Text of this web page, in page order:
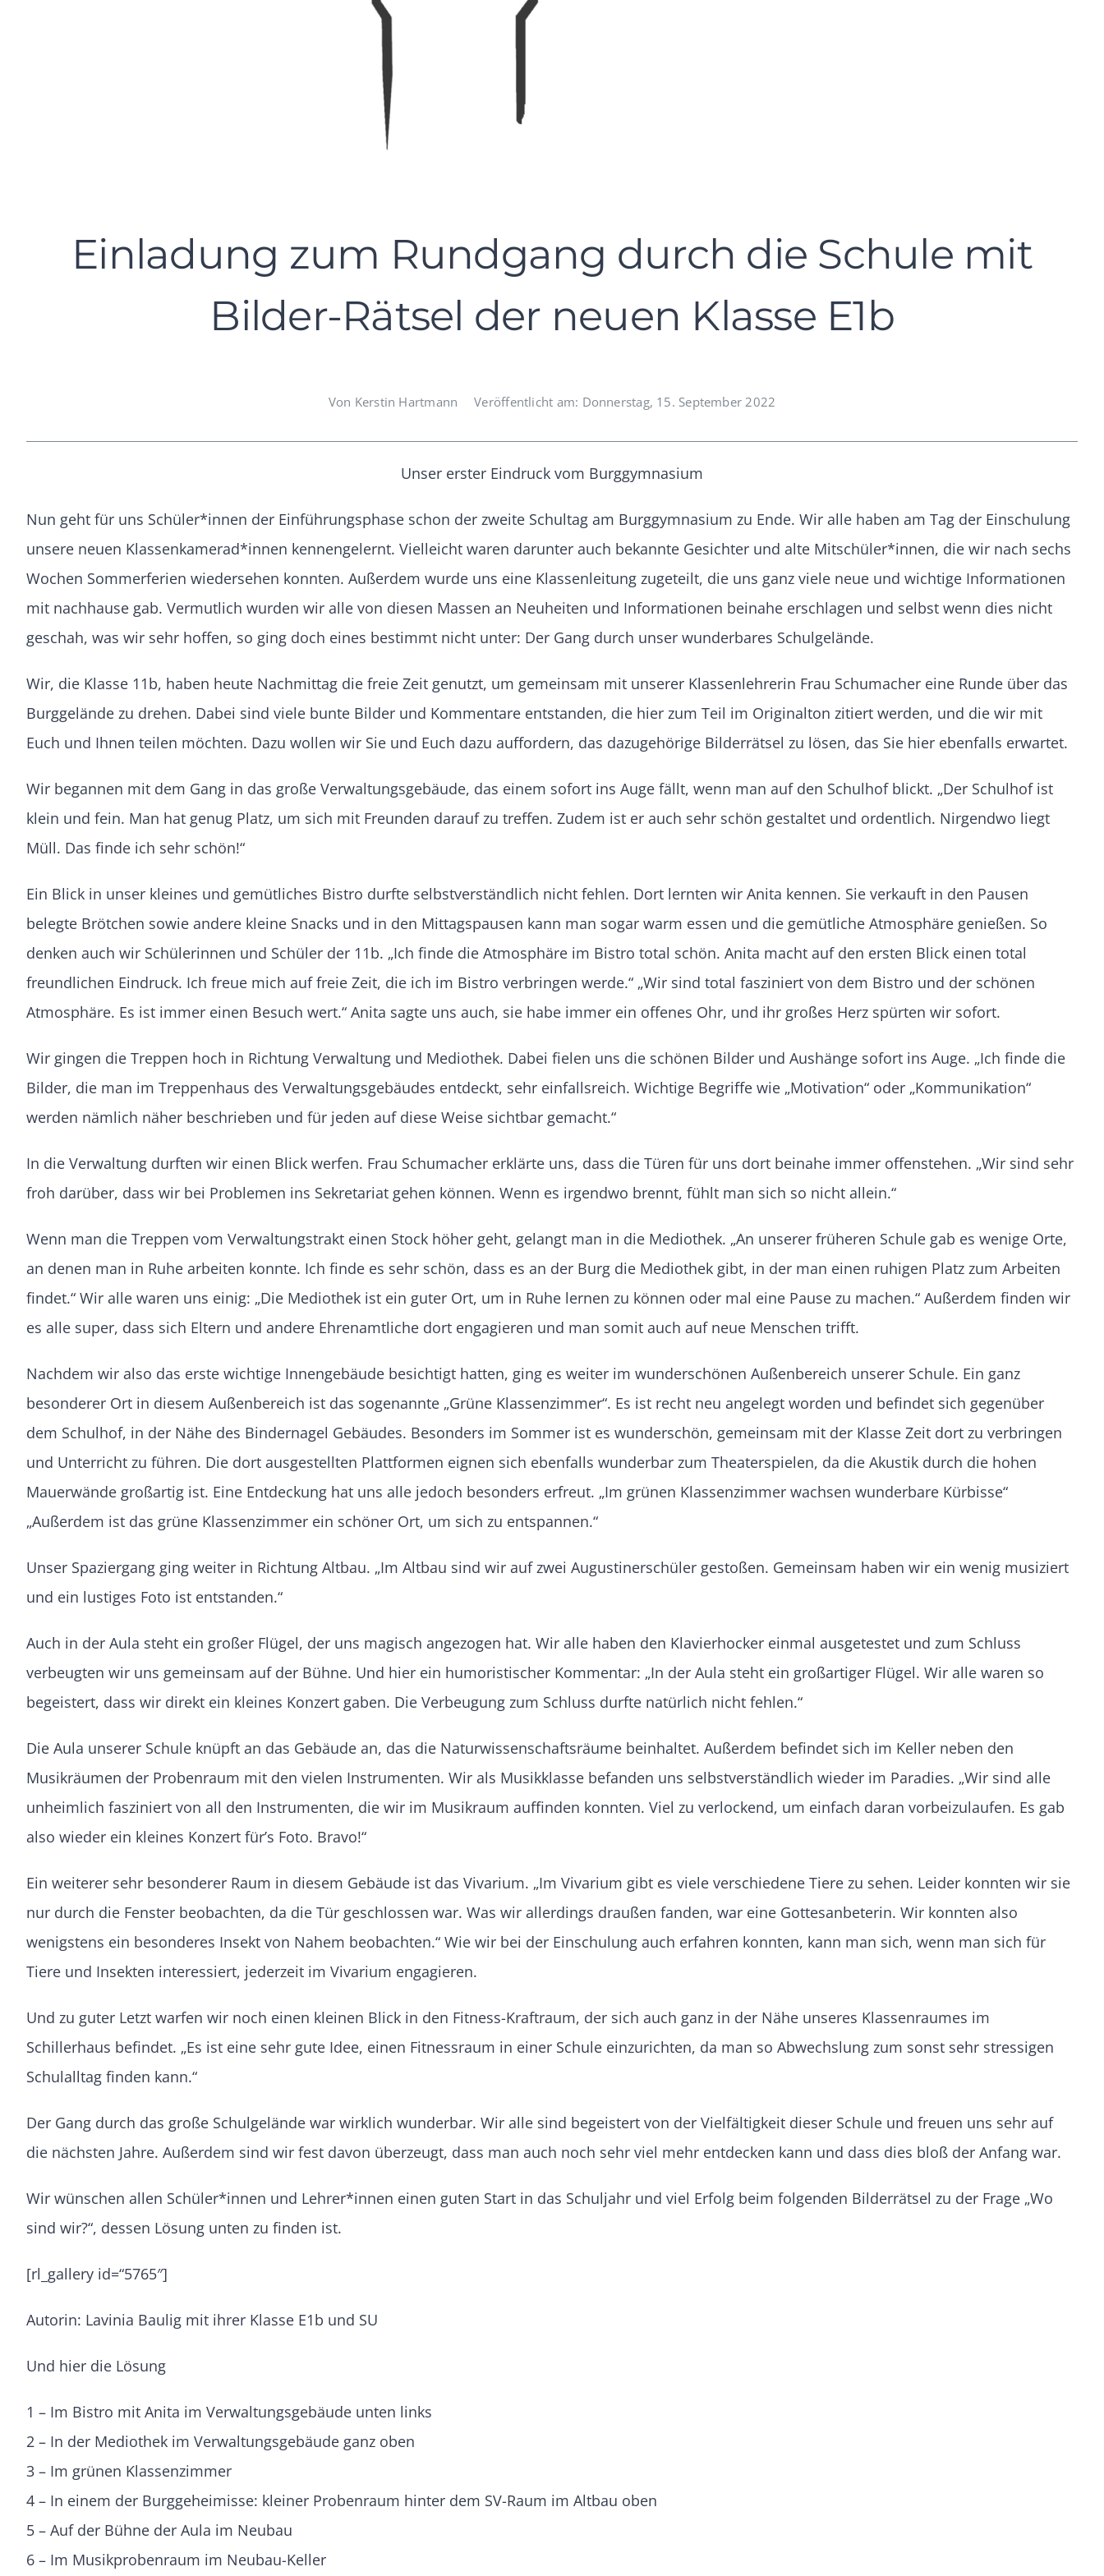
Einladung zum Rundgang durch die Schule mit
Bilder-Rätsel der neuen Klasse E1b
Von Kerstin Hartmann Veröffentlicht am: Donnerstag, 15. September 2022
Unser erster Eindruck vom Burggymnasium
Nun geht für uns Schüler*innen der Einführungsphase schon der zweite Schultag am Burggymnasium zu Ende. Wir alle haben am Tag der Einschulung
unsere neuen Klassenkamerad*innen kennengelernt. Vielleicht waren darunter auch bekannte Gesichter und alte Mitschüler*innen, die wir nach sechs
Wochen Sommerferien wiedersehen konnten. Außerdem wurde uns eine Klassenleitung zugeteilt, die uns ganz viele neue und wichtige Informationen
mit nachhause gab. Vermutlich wurden wir alle von diesen Massen an Neuheiten und Informationen beinahe erschlagen und selbst wenn dies nicht
geschah, was wir sehr hoffen, so ging doch eines bestimmt nicht unter: Der Gang durch unser wunderbares Schulgelände.
Wir, die Klasse 11b, haben heute Nachmittag die freie Zeit genutzt, um gemeinsam mit unserer Klassenlehrerin Frau Schumacher eine Runde über das
Burggelände zu drehen. Dabei sind viele bunte Bilder und Kommentare entstanden, die hier zum Teil im Originalton zitiert werden, und die wir mit
Euch und Ihnen teilen möchten. Dazu wollen wir Sie und Euch dazu auffordern, das dazugehörige Bilderrätsel zu lösen, das Sie hier ebenfalls erwartet.
Wir begannen mit dem Gang in das große Verwaltungsgebäude, das einem sofort ins Auge fällt, wenn man auf den Schulhof blickt. „Der Schulhof ist
klein und fein. Man hat genug Platz, um sich mit Freunden darauf zu treffen. Zudem ist er auch sehr schön gestaltet und ordentlich. Nirgendwo liegt
Müll. Das finde ich sehr schön!“
Ein Blick in unser kleines und gemütliches Bistro durfte selbstverständlich nicht fehlen. Dort lernten wir Anita kennen. Sie verkauft in den Pausen
belegte Brötchen sowie andere kleine Snacks und in den Mittagspausen kann man sogar warm essen und die gemütliche Atmosphäre genießen. So
denken auch wir Schülerinnen und Schüler der 11b. „Ich finde die Atmosphäre im Bistro total schön. Anita macht auf den ersten Blick einen total
freundlichen Eindruck. Ich freue mich auf freie Zeit, die ich im Bistro verbringen werde.“ „Wir sind total fasziniert von dem Bistro und der schönen
Atmosphäre. Es ist immer einen Besuch wert.“ Anita sagte uns auch, sie habe immer ein offenes Ohr, und ihr großes Herz spürten wir sofort.
Wir gingen die Treppen hoch in Richtung Verwaltung und Mediothek. Dabei fielen uns die schönen Bilder und Aushänge sofort ins Auge. „Ich finde die
Bilder, die man im Treppenhaus des Verwaltungsgebäudes entdeckt, sehr einfallsreich. Wichtige Begriffe wie „Motivation“ oder „Kommunikation“
werden nämlich näher beschrieben und für jeden auf diese Weise sichtbar gemacht.“
In die Verwaltung durften wir einen Blick werfen. Frau Schumacher erklärte uns, dass die Türen für uns dort beinahe immer offenstehen. „Wir sind sehr
froh darüber, dass wir bei Problemen ins Sekretariat gehen können. Wenn es irgendwo brennt, fühlt man sich so nicht allein.“
Wenn man die Treppen vom Verwaltungstrakt einen Stock höher geht, gelangt man in die Mediothek. „An unserer früheren Schule gab es wenige Orte,
an denen man in Ruhe arbeiten konnte. Ich finde es sehr schön, dass es an der Burg die Mediothek gibt, in der man einen ruhigen Platz zum Arbeiten
findet.“ Wir alle waren uns einig: „Die Mediothek ist ein guter Ort, um in Ruhe lernen zu können oder mal eine Pause zu machen.“ Außerdem finden wir
es alle super, dass sich Eltern und andere Ehrenamtliche dort engagieren und man somit auch auf neue Menschen trifft.
Nachdem wir also das erste wichtige Innengebäude besichtigt hatten, ging es weiter im wunderschönen Außenbereich unserer Schule. Ein ganz
besonderer Ort in diesem Außenbereich ist das sogenannte „Grüne Klassenzimmer“. Es ist recht neu angelegt worden und befindet sich gegenüber
dem Schulhof, in der Nähe des Bindernagel Gebäudes. Besonders im Sommer ist es wunderschön, gemeinsam mit der Klasse Zeit dort zu verbringen
und Unterricht zu führen. Die dort ausgestellten Plattformen eignen sich ebenfalls wunderbar zum Theaterspielen, da die Akustik durch die hohen
Mauerwände großartig ist. Eine Entdeckung hat uns alle jedoch besonders erfreut. „Im grünen Klassenzimmer wachsen wunderbare Kürbisse“
„Außerdem ist das grüne Klassenzimmer ein schöner Ort, um sich zu entspannen.“
Unser Spaziergang ging weiter in Richtung Altbau. „Im Altbau sind wir auf zwei Augustinerschüler gestoßen. Gemeinsam haben wir ein wenig musiziert
und ein lustiges Foto ist entstanden.“
Auch in der Aula steht ein großer Flügel, der uns magisch angezogen hat. Wir alle haben den Klavierhocker einmal ausgetestet und zum Schluss
verbeugten wir uns gemeinsam auf der Bühne. Und hier ein humoristischer Kommentar: „In der Aula steht ein großartiger Flügel. Wir alle waren so
begeistert, dass wir direkt ein kleines Konzert gaben. Die Verbeugung zum Schluss durfte natürlich nicht fehlen.“
Die Aula unserer Schule knüpft an das Gebäude an, das die Naturwissenschaftsräume beinhaltet. Außerdem befindet sich im Keller neben den
Musikräumen der Probenraum mit den vielen Instrumenten. Wir als Musikklasse befanden uns selbstverständlich wieder im Paradies. „Wir sind alle
unheimlich fasziniert von all den Instrumenten, die wir im Musikraum auffinden konnten. Viel zu verlockend, um einfach daran vorbeizulaufen. Es gab
also wieder ein kleines Konzert für’s Foto. Bravo!“
Ein weiterer sehr besonderer Raum in diesem Gebäude ist das Vivarium. „Im Vivarium gibt es viele verschiedene Tiere zu sehen. Leider konnten wir sie
nur durch die Fenster beobachten, da die Tür geschlossen war. Was wir allerdings draußen fanden, war eine Gottesanbeterin. Wir konnten also
wenigstens ein besonderes Insekt von Nahem beobachten.“ Wie wir bei der Einschulung auch erfahren konnten, kann man sich, wenn man sich für
Tiere und Insekten interessiert, jederzeit im Vivarium engagieren.
Und zu guter Letzt warfen wir noch einen kleinen Blick in den Fitness-Kraftraum, der sich auch ganz in der Nähe unseres Klassenraumes im
Schillerhaus befindet. „Es ist eine sehr gute Idee, einen Fitnessraum in einer Schule einzurichten, da man so Abwechslung zum sonst sehr stressigen
Schulalltag finden kann.“
Der Gang durch das große Schulgelände war wirklich wunderbar. Wir alle sind begeistert von der Vielfältigkeit dieser Schule und freuen uns sehr auf
die nächsten Jahre. Außerdem sind wir fest davon überzeugt, dass man auch noch sehr viel mehr entdecken kann und dass dies bloß der Anfang war.
Wir wünschen allen Schüler*innen und Lehrer*innen einen guten Start in das Schuljahr und viel Erfolg beim folgenden Bilderrätsel zu der Frage „Wo
sind wir?“, dessen Lösung unten zu finden ist.
[rl_gallery id=“5765″]
Autorin: Lavinia Baulig mit ihrer Klasse E1b und SU
Und hier die Lösung
1 – Im Bistro mit Anita im Verwaltungsgebäude unten links
2 – In der Mediothek im Verwaltungsgebäude ganz oben
3 – Im grünen Klassenzimmer
4 – In einem der Burggeheimisse: kleiner Probenraum hinter dem SV-Raum im Altbau oben
5 – Auf der Bühne der Aula im Neubau
6 – Im Musikprobenraum im Neubau-Keller